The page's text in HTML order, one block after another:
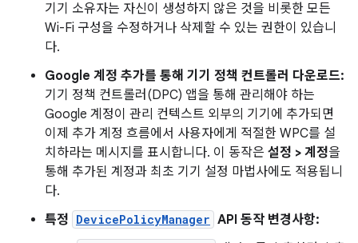
기기 소유자는 자신이 생성하지 않은 것을 비롯한 모든
Wi-Fi 구성을 수정하거나 삭제할 수 있는 권한이 있습니
다.
Google 계정 추가를 통해 기기 정책 컨트롤러 다운로드:
기기 정책 컨트롤러(DPC) 앱을 통해 관리해야 하는
Google 계정이 관리 컨텍스트 외부의 기기에 추가되면
이제 추가 계정 흐름에서 사용자에게 적절한 WPC를 설
치하라는 메시지를 표시합니다. 이 동작은 설정 > 계정을
통해 추가된 계정과 최초 기기 설정 마법사에도 적용됩니
다.
특정 DevicePolicyManager API 동작 변경사항: